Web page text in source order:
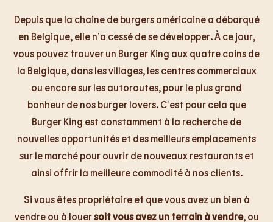
Depuis que la chaine de burgers américaine a débarqué
en Belgique, elle n’a cessé de se développer. À ce jour,
vous pouvez trouver un Burger King aux quatre coins de
la Belgique, dans les villages, les centres commerciaux
ou encore sur les autoroutes, pour le plus grand
bonheur de nos burger lovers. C’est pour cela que
Burger King est constamment à la recherche de
nouvelles opportunités et des meilleurs emplacements
sur le marché pour ouvrir de nouveaux restaurants et
ainsi offrir la meilleure commodité à nos clients.
Si vous êtes propriétaire et que vous avez un bien à
vendre ou à louersoit vous avez un terrain à vendre, ou